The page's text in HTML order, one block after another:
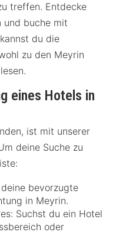
treffen. Entdecke
buche mit
du die
zu den Meyrin
eines Hotels in
ist mit unserer
deine Suche zu
bevorzugte
in Meyrin.
Suchst du ein Hotel
oder